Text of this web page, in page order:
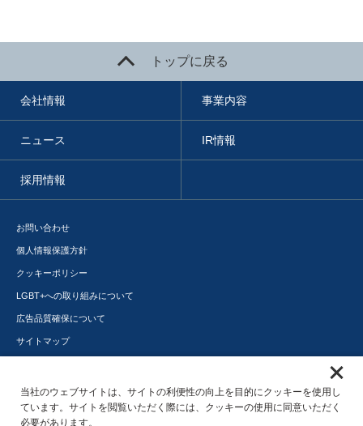
トップに戻る
会社情報 事業内容
ニュース IR情報
採用情報
お問い合わせ
個人情報保護方針
クッキーポリシー
LGBT+への取り組みについて
広告品質確保について
サイトマップ
サステナビリティ
当社のウェブサイトは、サイトの利便性の向上を目的にクッキーを使用し
ています。サイトを閲覧いただく際には、クッキーの使用に同意いただく
必要があります。